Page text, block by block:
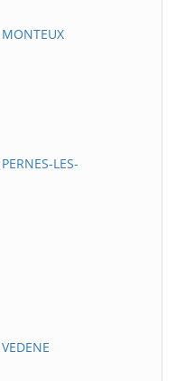
LES-